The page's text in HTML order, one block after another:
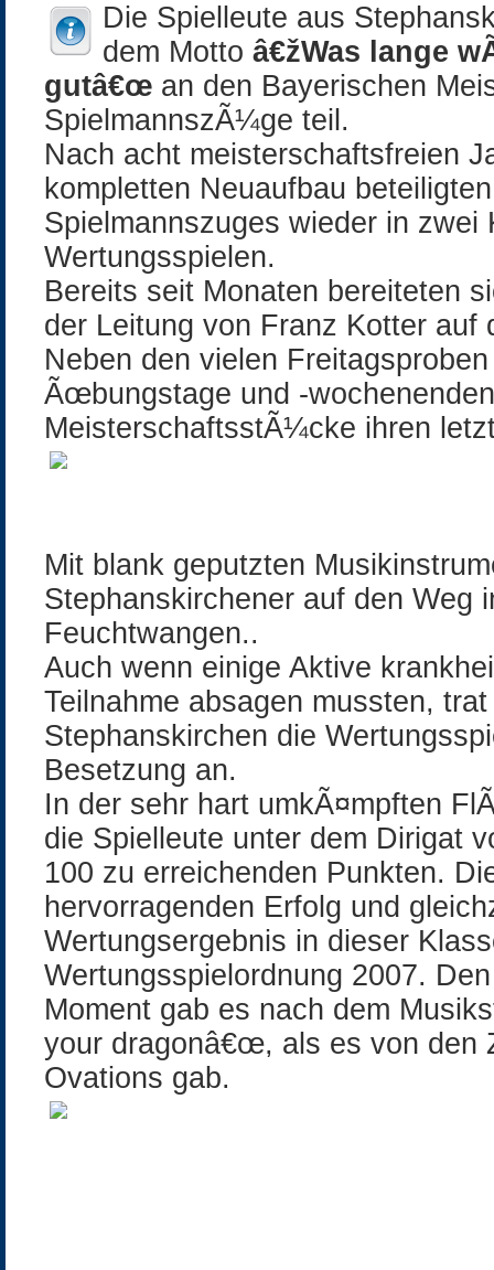
Die Spielleute aus
dem Motto â€žWas lange
gutâ€œ an den Bayerischen
SpielmannszÃ¼ge teil.
Nach acht meisterschaftsfreien
kompletten Neuaufbau
Spielmannszuges wieder in zwei
Wertungsspielen.
Bereits seit Monaten bereiteten
der Leitung von Franz Kotter auf
Neben den vielen
Ãœbungstage und -
MeisterschaftsstÃ¼cke ihren
Mit blank geputzten
Stephanskirchener auf den Weg
Feuchtwangen..
Auch wenn einige Aktive
Teilnahme absagen mussten,
Stephanskirchen die
Besetzung an.
In der sehr hart umkÃ¤mpften
die Spielleute unter dem Dirigat
100 zu erreichenden Punkten.
hervorragenden Erfolg und
Wertungsergebnis in dieser
Wertungsspielordnung 2007.
Moment gab es nach dem
your dragonâ€œ, als es von den
Ovations gab.